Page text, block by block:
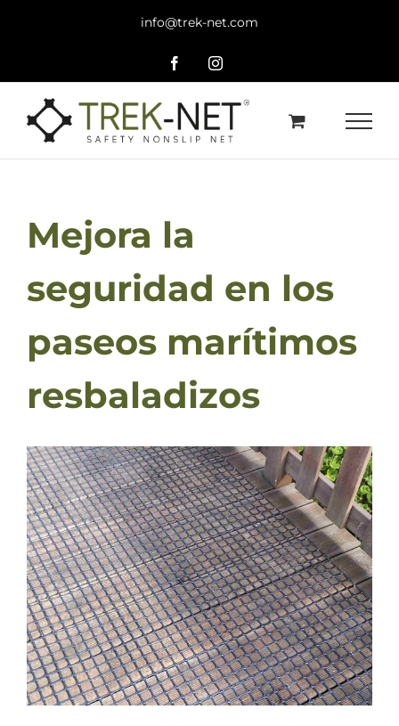
info@trek-net.com
FacebookInstagram
Mejora la
seguridad en los
paseos marítimos
resbaladizos
Ver
imagen
más
grande